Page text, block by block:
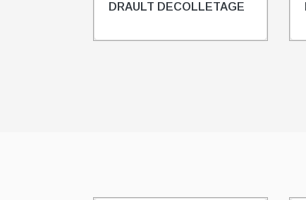
DRAULT DECOLLETAGE